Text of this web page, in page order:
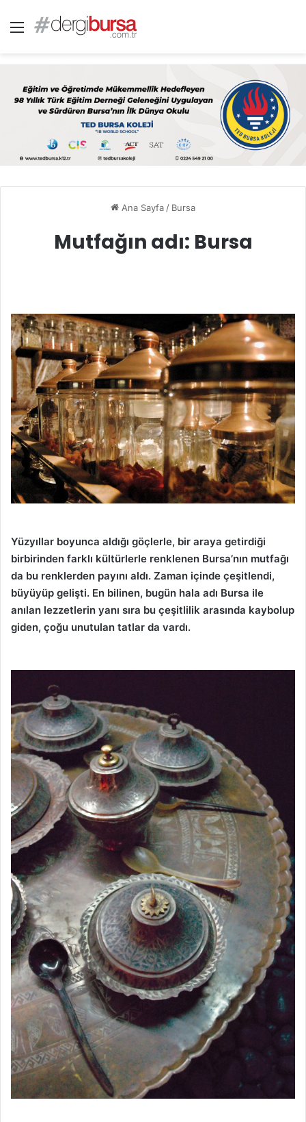
Menü
Ana Sayfa/ Bursa
Mutfağın adı: Bursa
Yüzyıllar boyunca aldığı göçlerle, bir araya getirdiği
birbirinden farklı kültürlerle renklenen Bursa’nın mutfağı
da bu renklerden payını aldı. Zaman içinde çeşitlendi,
büyüyüp gelişti. En bilinen, bugün hala adı Bursa ile
anılan lezzetlerin yanı sıra bu çeşitlilik arasında kaybolup
giden, çoğu unutulan tatlar da vardı.